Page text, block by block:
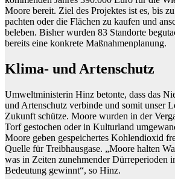
Moore bereit. Ziel des Projektes ist es, bis
pachten oder die Flächen zu kaufen und
beleben. Bisher wurden 83 Standorte
bereits eine konkrete Maßnahmenplanung.
Klima- und Artenschutz
Umweltministerin Hinz betonte, dass das
und Artenschutz verbinde und somit unser
Zukunft schütze. Moore wurden in der
Torf gestochen oder in Kulturland
Moore geben gespeichertes Kohlendioxid
Quelle für Treibhausgase. „Moore halten
was in Zeiten zunehmender Dürreperioden
Bedeutung gewinnt“, so Hinz.